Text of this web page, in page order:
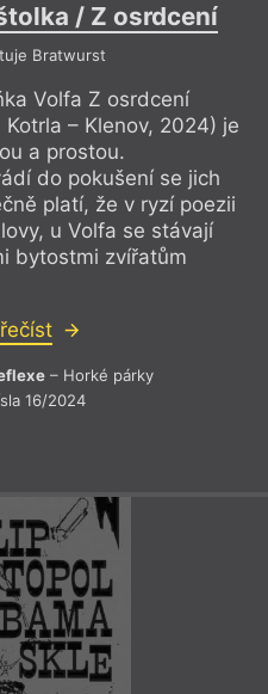
/ Z osrdcení
Bratwurst
Volfa Z osrdcení
– Klenov, 2024) je
a prostou.
do pokušení se jich
platí, že v ryzí poezii
u Volfa se stávají
bytostmi zvířatům
– Horké párky
16/2024